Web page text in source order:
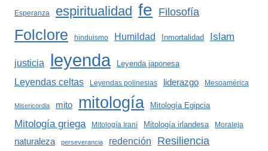
Esperanza espiritualidad fe Filosofía
Folclore hinduismo Humildad Inmortalidad Islam
justicia leyenda Leyenda japonesa
Leyendas celtas Leyendas polinesias liderazgo Mesoamérica
Misericordia mito mitología Mitología Egipcia
Mitología griega Mitología Iraní Mitología irlandesa Moraleja
naturaleza perseverancia redención Resiliencia